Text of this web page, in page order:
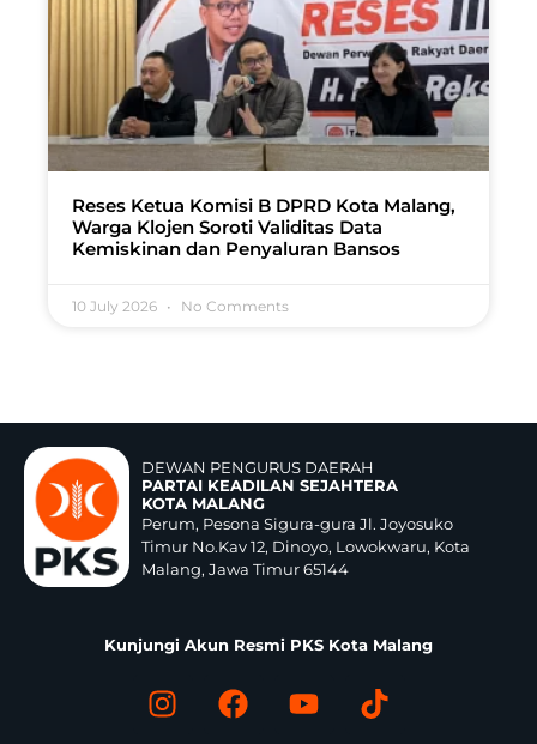
Reses Ketua Komisi B DPRD Kota Malang,
Warga Klojen Soroti Validitas Data
Kemiskinan dan Penyaluran Bansos
10 July 2026 No Comments
DEWAN PENGURUS DAERAH
PARTAI KEADILAN SEJAHTERA
KOTA MALANG
Perum, Pesona Sigura-gura Jl. Joyosuko
Timur No.Kav 12, Dinoyo, Lowokwaru, Kota
Malang, Jawa Timur 65144
Kunjungi Akun Resmi PKS Kota Malang